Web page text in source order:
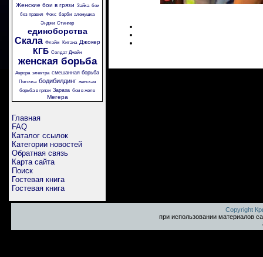
Женские бои в грязи Зайка бои
без правил Фокс барби аленушка
Энджи Стингер
единоборства
Скала Флэйм Китана Джокер
КГБ Солдат Джейн
женская борьба
Аврора электра смешанная борьба
Пяточка бодибилдинг женская
борьба в грязи Зараза бои в желе
Мегера
Главная
FAQ
Каталог ссылок
Категории новостей
Обратная связь
Карта сайта
Поиск
Гостевая книга
Гостевая книга
Copyright
при использовании материалов